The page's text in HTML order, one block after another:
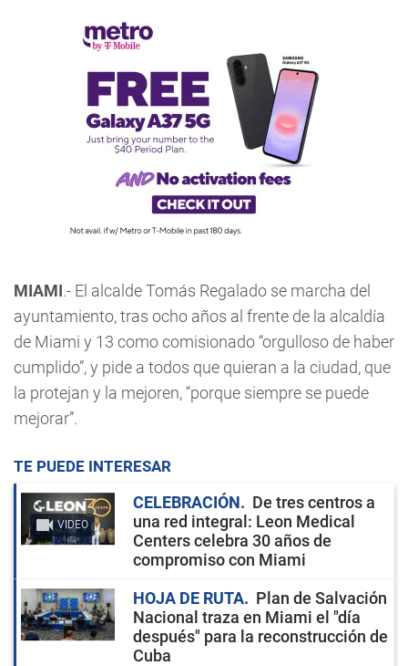
MIAMI.- El alcalde Tomás Regalado se marcha del
ayuntamiento, tras ocho años al frente de la alcaldía
de Miami y 13 como comisionado “orgulloso de haber
cumplido”, y pide a todos que quieran a la ciudad, que
la protejan y la mejoren, “porque siempre se puede
mejorar”.
TE PUEDE INTERESAR
VIDEO
CELEBRACIÓN
De tres centros a
una red integral: Leon Medical
Centers celebra 30 años de
compromiso con Miami
HOJA DE RUTA
Plan de Salvación
Nacional traza en Miami el "día
después" para la reconstrucción de
Cuba